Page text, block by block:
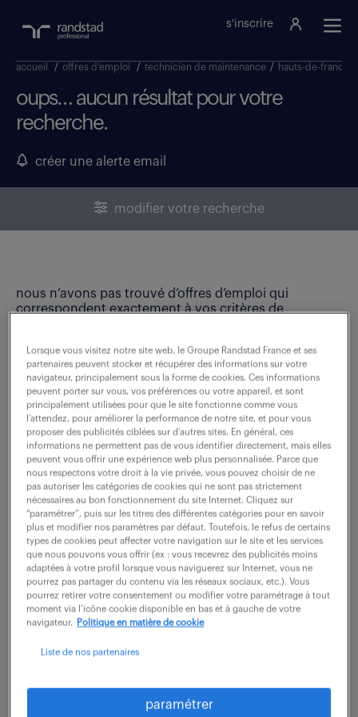
s'inscrire
accueil / offres d'emploi / technicien de maintenance / hauts-de-france
oups… aucun résultat pour votre
recherche.
créer une alerte email
modifier votre recherche
nous n’avons pas trouvé d’offres d’emploi qui
correspondent exactement à vos critères de
ne ratez aucune
opportunité.
recevez chaque semaine par mail les offres qui
correspondent à votre dernière recherche.
créer une alerte
partagez-nous
Lorsque vous visitez notre site web, le Groupe Randstad France et ses
partenaires peuvent stocker et récupérer des informations sur votre
navigateur, principalement sous la forme de cookies. Ces informations
peuvent porter sur vous, vos préférences ou votre appareil, et sont
principalement utilisées pour que le site fonctionne comme vous
l’attendez, pour améliorer la performance de notre site, et pour vous
proposer des publicités ciblées sur d’autres sites. En général, ces
informations ne permettent pas de vous identifier directement, mais elles
peuvent vous offrir une expérience web plus personnalisée. Parce que
nous respectons votre droit à la vie privée, vous pouvez choisir de ne
pas autoriser les catégories de cookies qui ne sont pas strictement
nécessaires au bon fonctionnement du site Internet. Cliquez sur
“paramétrer”, puis sur les titres des différentes catégories pour en savoir
plus et modifier nos paramètres par défaut. Toutefois, le refus de certains
types de cookies peut affecter votre navigation sur le site et les services
que nous pouvons vous offrir (ex : vous recevrez des publicités moins
adaptées à votre profil lorsque vous naviguerez sur Internet, vous ne
pourrez pas partager du contenu via les réseaux sociaux, etc.). Vous
pourrez retirer votre consentement ou modifier votre paramétrage à tout
moment via l’icône cookie disponible en bas et à gauche de votre
navigateur.
Politique en matière de cookie
Liste de nos partenaires
paramétrer